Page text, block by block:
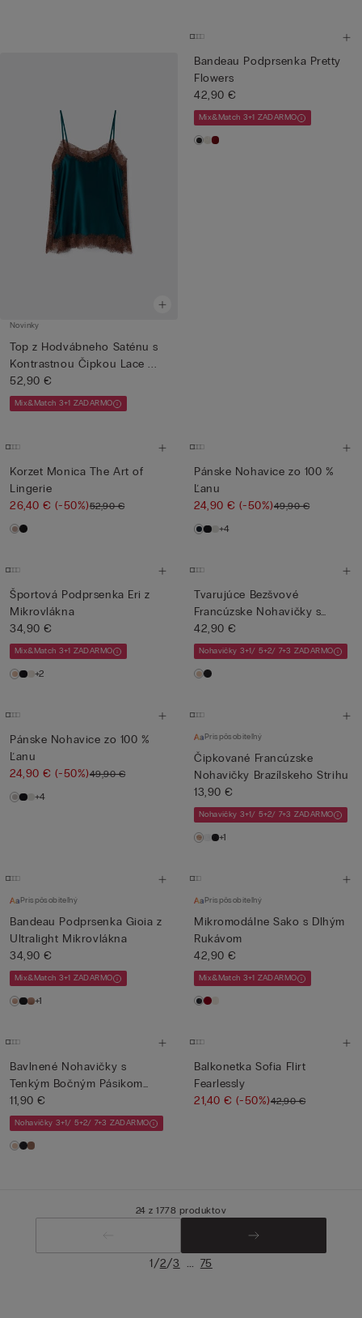
Novinky
Top z Hodvábneho Saténu s
Kontrastnou Čipkou Lace ...
52,90 €
Mix&Match 3+1 ZADARMO
Bandeau Podprsenka Pretty
Flowers
42,90 €
Mix&Match 3+1 ZADARMO
Korzet Monica The Art of
Lingerie
26,40 €(-50%)52,90 €
Pánske Nohavice zo 100 %
Ľanu
24,90 €(-50%)49,90 €
+4
Športová Podprsenka Eri z
Mikrovlákna
34,90 €
Mix&Match 3+1 ZADARMO
+2
Tvarujúce Bezšvové
Francúzske Nohavičky s
Vysokým ...
42,90 €
Nohavičky 3+1/ 5+2/ 7+3 ZADARMO
Pánske Nohavice zo 100 %
Ľanu
24,90 €(-50%)49,90 €
+4
Prispôsobiteľný
Čipkované Francúzske
Nohavičky Brazílskeho Strihu
13,90 €
Nohavičky 3+1/ 5+2/ 7+3 ZADARMO
+1
Prispôsobiteľný
Bandeau Podprsenka Gioia z
Ultralight Mikrovlákna
34,90 €
Mix&Match 3+1 ZADARMO
+1
Prispôsobiteľný
Mikromodálne Sako s Dlhým
Rukávom
42,90 €
Mix&Match 3+1 ZADARMO
Bavlnené Nohavičky s
Tenkým Bočným Pásikom
Ultrali...
11,90 €
Nohavičky 3+1/ 5+2/ 7+3 ZADARMO
Balkonetka Sofia Flirt
Fearlessly
21,40 €(-50%)42,90 €
24 z 1778 produktov
1/2/3 ... 75